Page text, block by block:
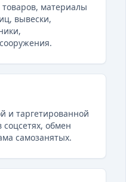
материалы
вывески,
и таргетированной
соцсетях, обмен
самозанятых.